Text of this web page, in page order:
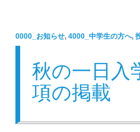
0000_お知らせ, 4000_中学生の方へ,
秋の一日
項の掲載